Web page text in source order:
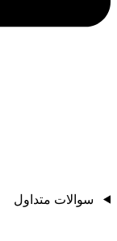
سوالات متداول